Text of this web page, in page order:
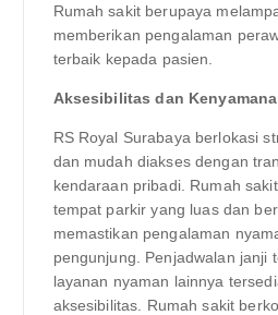
Rumah sakit berupaya
memberikan pengalaman
terbaik kepada pasien.
Aksesibilitas dan
RS Royal Surabaya berlokasi
dan mudah diakses dengan
kendaraan pribadi. Rumah
tempat parkir yang luas dan
memastikan pengalaman
pengunjung. Penjadwalan janji
layanan nyaman lainnya
aksesibilitas. Rumah sakit